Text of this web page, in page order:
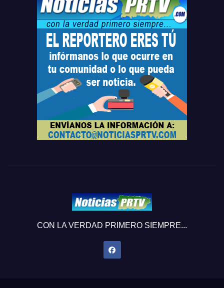
CON LA VERDAD PRIMERO SIEMPRE...